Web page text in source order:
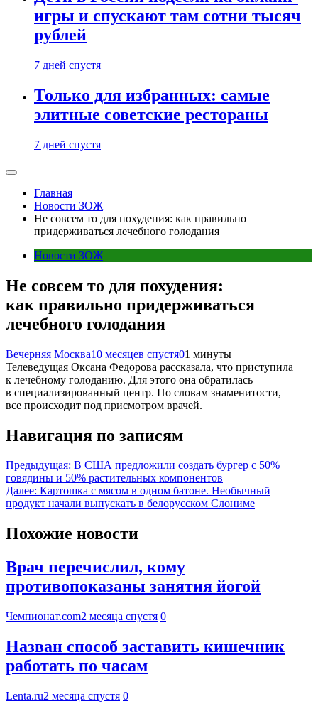
игры и спускают там сотни тысяч
рублей
7 дней спустя
Только для избранных: самые
элитные советские рестораны
7 дней спустя
Главная
Новости ЗОЖ
Не совсем то для похудения: как правильно
придерживаться лечебного голодания
Новости ЗОЖ
Не совсем то для похудения:
как правильно придерживаться
лечебного голодания
Вечерняя Москва10 месяцев спустя01 минуты
Телеведущая Оксана Федорова рассказала, что приступила
к лечебному голоданию. Для этого она обратилась
в специализированный центр. По словам знаменитости,
все происходит под присмотром врачей.
Навигация по записям
Предыдущая: В США предложили создать бургер с 50%
говядины и 50% растительных компонентов
Далее: Картошка с мясом в одном батоне. Необычный
продукт начали выпускать в белорусском Слониме
Похожие новости
Врач перечислил, кому
противопоказаны занятия йогой
Чемпионат.com2 месяца спустя 0
Назван способ заставить кишечник
работать по часам
Lenta.ru2 месяца спустя 0